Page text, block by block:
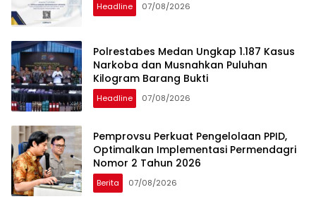
Headline 07/08/2026
Polrestabes Medan Ungkap 1.187 Kasus
Narkoba dan Musnahkan Puluhan
Kilogram Barang Bukti
Headline 07/08/2026
Pemprovsu Perkuat Pengelolaan PPID,
Optimalkan Implementasi Permendagri
Nomor 2 Tahun 2026
Berita 07/08/2026